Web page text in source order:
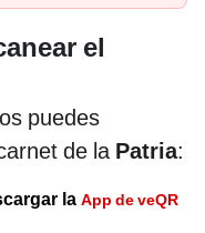
el
puedes
de la Patria:
la App de veQR